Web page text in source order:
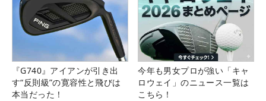
『G740』アイアンが引き出
す“反則級”の寛容性と飛びは
本当だった！
今年も男女プロが強い「キャ
ロウェイ」のニュース一覧は
こちら！